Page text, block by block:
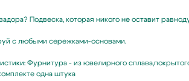
Подвеска, которая никого не оставит
с любыми сережками-основами.
Фурнитура - из ювелирного
одна штука